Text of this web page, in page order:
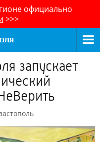
официально
>>>
запускает